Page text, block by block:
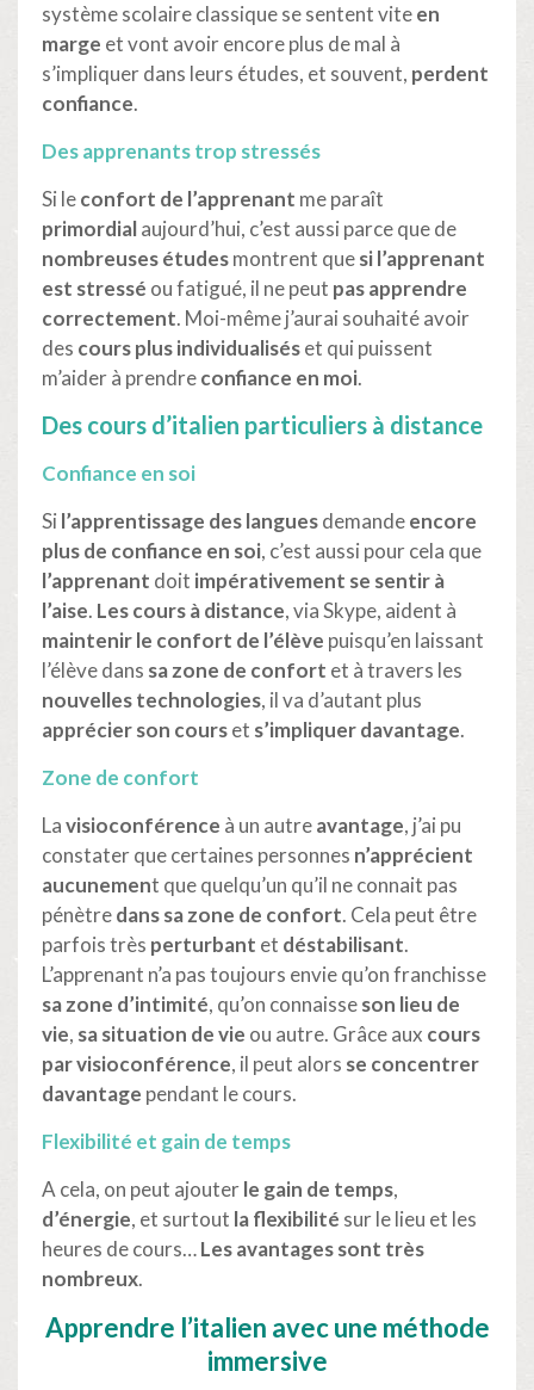
système scolaire classique se sentent viteen
marge et vont avoir encore plus de mal à
s’impliquer dans leurs études, et souvent, perdent
confiance.
Des apprenants trop stressés
Si leconfort de l’apprenant me paraît
primordialaujourd’hui, c’est aussi parce que de
nombreuses étudesmontrent quesi l’apprenant
est stressé ou fatigué, il ne peut pas apprendre
correctement. Moi-même j’aurai souhaité avoir
des cours plus individualiséset qui puissent
m’aider à prendreconfiance en moi.
Des cours d’italien particuliers à distance
Confiance en soi
Si l’apprentissage des languesdemandeencore
plus de confiance en soi, c’est aussi pour cela que
l’apprenant doit impérativement se sentir à
l’aise. Les cours à distance, via Skype, aident à
maintenir le confort de l’élève puisqu’en laissant
l’élève dans sa zone de confort et à travers les
nouvelles technologies, il va d’autant plus
apprécier son courset s’impliquer davantage.
Zone de confort
Lavisioconférence à un autreavantage, j’ai pu
constater que certaines personnes n’apprécient
aucunement que quelqu’un qu’il ne connait pas
pénètredans sa zone de confort. Cela peut être
parfois très perturbant et déstabilisant.
L’apprenant n’a pas toujours envie qu’on franchisse
sa zone d’intimité, qu’on connaisseson lieu de
vie, sa situation de vie ou autre. Grâce aux cours
par visioconférence, il peut alors se concentrer
davantage pendant le cours.
Flexibilité et gain de temps
A cela, on peut ajouterle gain de temps,
d’énergie, et surtout la flexibilité sur le lieu et les
heures de cours…Les avantages sont très
nombreux.
Apprendre l’italien avec une méthode
immersive